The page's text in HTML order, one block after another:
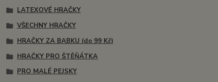
LATEXOVÉ HRAČKY
VŠECHNY HRAČKY
HRAČKY ZA BABKU (do 99 Kč)
HRAČKY PRO ŠTĚŇÁTKA
PRO MALÉ PEJSKY